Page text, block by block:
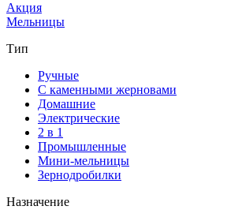
Акция
Мельницы
Тип
Ручные
С каменными жерновами
Домашние
Электрические
2 в 1
Промышленные
Мини-мельницы
Зернодробилки
Назначение